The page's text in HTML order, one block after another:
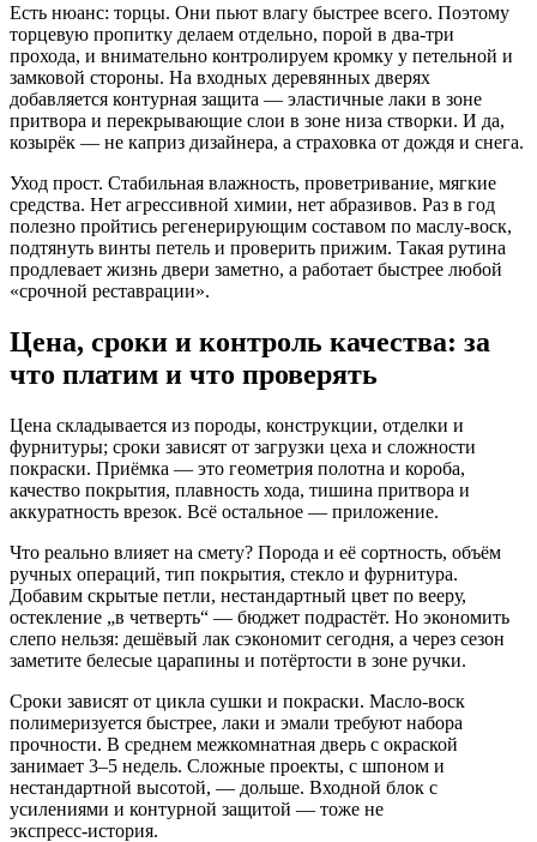
Есть нюанс: торцы. Они пьют влагу быстрее всего. Поэтому
торцевую пропитку делаем отдельно, порой в два‑три
прохода, и внимательно контролируем кромку у петельной и
замковой стороны. На входных деревянных дверях
добавляется контурная защита — эластичные лаки в зоне
притвора и перекрывающие слои в зоне низа створки. И да,
козырёк — не каприз дизайнера, а страховка от дождя и снега.
Уход прост. Стабильная влажность, проветривание, мягкие
средства. Нет агрессивной химии, нет абразивов. Раз в год
полезно пройтись регенерирующим составом по маслу‑воск,
подтянуть винты петель и проверить прижим. Такая рутина
продлевает жизнь двери заметно, а работает быстрее любой
«срочной реставрации».
Цена, сроки и контроль качества: за
что платим и что проверять
Цена складывается из породы, конструкции, отделки и
фурнитуры; сроки зависят от загрузки цеха и сложности
покраски. Приёмка — это геометрия полотна и короба,
качество покрытия, плавность хода, тишина притвора и
аккуратность врезок. Всё остальное — приложение.
Что реально влияет на смету? Порода и её сортность, объём
ручных операций, тип покрытия, стекло и фурнитура.
Добавим скрытые петли, нестандартный цвет по вееру,
остекление „в четверть“ — бюджет подрастёт. Но экономить
слепо нельзя: дешёвый лак сэкономит сегодня, а через сезон
заметите белесые царапины и потёртости в зоне ручки.
Сроки зависят от цикла сушки и покраски. Масло‑воск
полимеризуется быстрее, лаки и эмали требуют набора
прочности. В среднем межкомнатная дверь с окраской
занимает 3–5 недель. Сложные проекты, с шпоном и
нестандартной высотой, — дольше. Входной блок с
усилениями и контурной защитой — тоже не
экспресс‑история.